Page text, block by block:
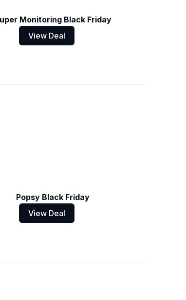
Monitoring Black Friday
View Deal
Popsy Black Friday
View Deal